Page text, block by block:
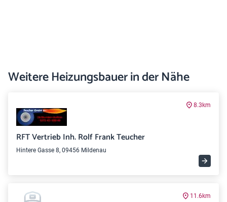
Weitere Heizungsbauer in der Nähe
8.3km
RFT Vertrieb Inh. Rolf Frank Teucher
Hintere Gasse 8, 09456 Mildenau
11.6km